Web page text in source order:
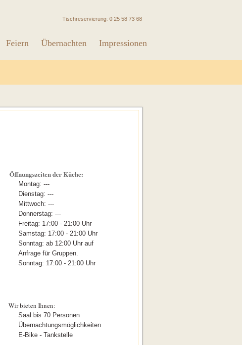
Tischreservierung: 0 25 58 73 68
Impressionen
Übernachten
Feiern
Öffnungszeiten der Küche:
Montag: ---
Dienstag: ---
Mittwoch: ---
Donnerstag: ---
Freitag: 17:00 - 21:00 Uhr
Samstag: 17:00 - 21:00 Uhr
Sonntag: ab 12:00 Uhr auf
Anfrage für Gruppen.
Sonntag: 17:00 - 21:00 Uhr
Wir bieten Ihnen:
Saal bis 70 Personen
Übernachtungsmöglichkeiten
E-Bike - Tankstelle